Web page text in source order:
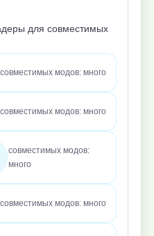
для совместимых
совместимых модов: много
совместимых модов: много
совместимых модов:
много
совместимых модов: много